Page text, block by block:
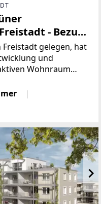
- Bezug
gelegen, hat
und
Wohnraum
an die Bewohner
Licht, Luft und